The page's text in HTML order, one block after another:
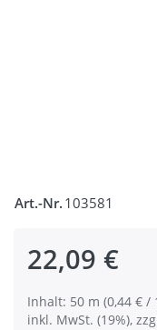
Art.-Nr. 103581
22,09 €
Inhalt: 50 m (0,44 € /
inkl. MwSt. (19%),